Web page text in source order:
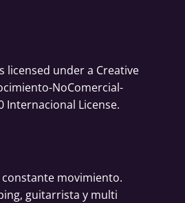
licensed under a Creative
NoComercial-
Internacional License.
movimiento.
guitarrista y multi